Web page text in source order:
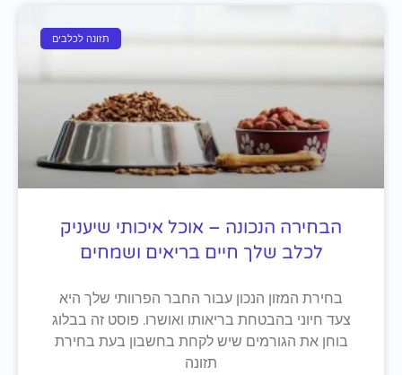
תזונה לכלבים
הבחירה הנכונה – אוכל איכותי שיעניק
לכלב שלך חיים בריאים ושמחים
בחירת המזון הנכון עבור החבר הפרוותי שלך היא
צעד חיוני בהבטחת בריאותו ואושרו. פוסט זה בבלוג
בוחן את הגורמים שיש לקחת בחשבון בעת בחירת
תזונה